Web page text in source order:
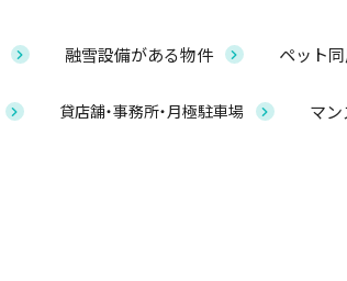
融雪設備がある物件 ペット
貸店舗・事務所・月極駐車場 マ